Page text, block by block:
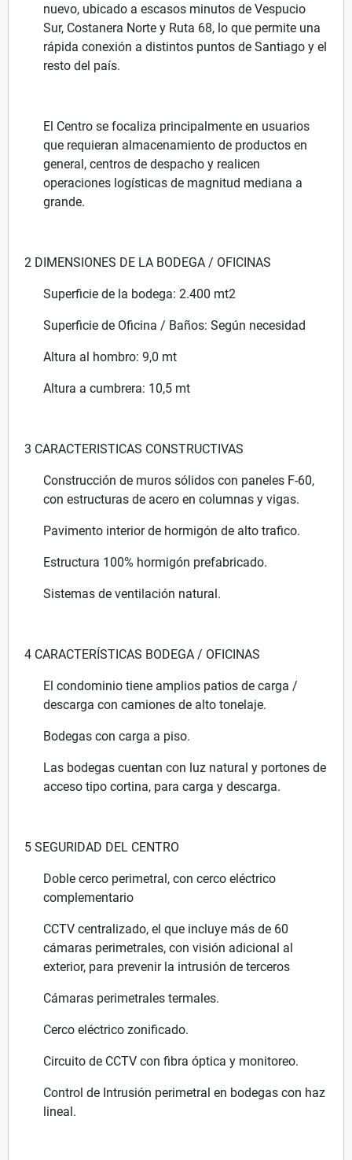
nuevo, ubicado a escasos minutos de Vespucio
Sur, Costanera Norte y Ruta 68, lo que permite una
rápida conexión a distintos puntos de Santiago y el
resto del país.
El Centro se focaliza principalmente en usuarios
que requieran almacenamiento de productos en
general, centros de despacho y realicen
operaciones logísticas de magnitud mediana a
grande.
2 DIMENSIONES DE LA BODEGA / OFICINAS
Superficie de la bodega: 2.400 mt2
Superficie de Oficina / Baños: Según necesidad
Altura al hombro: 9,0 mt
Altura a cumbrera: 10,5 mt
3 CARACTERISTICAS CONSTRUCTIVAS
Construcción de muros sólidos con paneles F-60,
con estructuras de acero en columnas y vigas.
Pavimento interior de hormigón de alto trafico.
Estructura 100% hormigón prefabricado.
Sistemas de ventilación natural.
4 CARACTERÍSTICAS BODEGA / OFICINAS
El condominio tiene amplios patios de carga /
descarga con camiones de alto tonelaje.
Bodegas con carga a piso.
Las bodegas cuentan con luz natural y portones de
acceso tipo cortina, para carga y descarga.
5 SEGURIDAD DEL CENTRO
Doble cerco perimetral, con cerco eléctrico
complementario
CCTV centralizado, el que incluye más de 60
cámaras perimetrales, con visión adicional al
exterior, para prevenir la intrusión de terceros
Cámaras perimetrales termales.
Cerco eléctrico zonificado.
Circuito de CCTV con fibra óptica y monitoreo.
Control de Intrusión perimetral en bodegas con haz
lineal.